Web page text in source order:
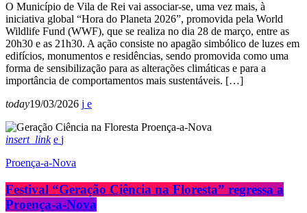
O Município de Vila de Rei vai associar-se, uma vez mais, à
iniciativa global “Hora do Planeta 2026”, promovida pela World
Wildlife Fund (WWF), que se realiza no dia 28 de março, entre as
20h30 e as 21h30. A ação consiste no apagão simbólico de luzes em
edifícios, monumentos e residências, sendo promovida como uma
forma de sensibilização para as alterações climáticas e para a
importância de comportamentos mais sustentáveis. […]
today19/03/2026
insert_link
Proença-a-Nova
Festival “Geração Ciência na Floresta” regressa a
Proença-a-Nova